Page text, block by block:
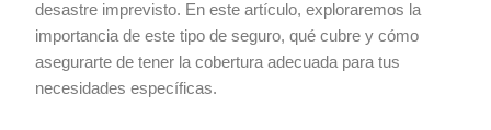
desastre imprevisto. En este artículo, exploraremos la
importancia de este tipo de seguro, qué cubre y cómo
asegurarte de tener la cobertura adecuada para tus
necesidades específicas.